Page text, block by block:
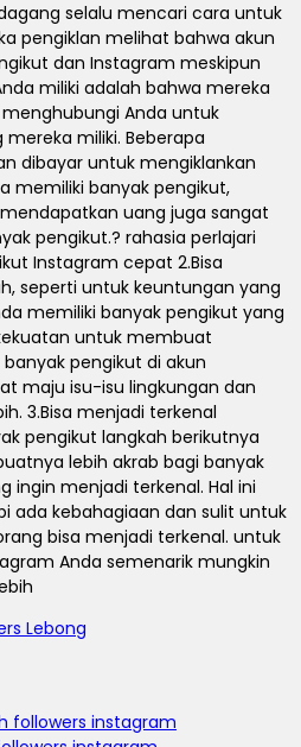
selalu mencari cara untuk
pengiklan melihat bahwa akun
dan Instagram meskipun
miliki adalah bahwa mereka
Anda untuk
miliki. Beberapa
dibayar untuk mengiklankan
memiliki banyak pengikut,
uang juga sangat
pengikut.? rahasia perlajari
Instagram cepat 2.Bisa
seperti untuk keuntungan yang
memiliki banyak pengikut yang
untuk membuat
pengikut di akun
maju isu-isu lingkungan dan
3.Bisa menjadi terkenal
pengikut langkah berikutnya
lebih akrab bagi banyak
ingin menjadi terkenal. Hal ini
ada kebahagiaan dan sulit untuk
bisa menjadi terkenal. untuk
Anda semenarik mungkin
Lebong